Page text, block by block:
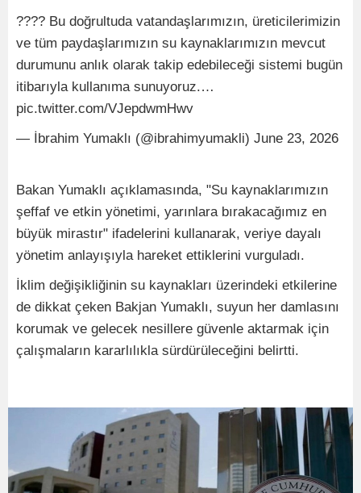
???? Bu doğrultuda vatandaşlarımızın, üreticilerimizin
ve tüm paydaşlarımızın su kaynaklarımızın mevcut
durumunu anlık olarak takip edebileceği sistemi bugün
itibarıyla kullanıma sunuyoruz.…
pic.twitter.com/VJepdwmHwv
— İbrahim Yumaklı (@ibrahimyumakli) June 23, 2026
Bakan Yumaklı açıklamasında, "Su kaynaklarımızın
şeffaf ve etkin yönetimi, yarınlara bırakacağımız en
büyük mirastır" ifadelerini kullanarak, veriye dayalı
yönetim anlayışıyla hareket ettiklerini vurguladı.
İklim değişikliğinin su kaynakları üzerindeki etkilerine
de dikkat çeken Bakjan Yumaklı, suyun her damlasını
korumak ve gelecek nesillere güvenle aktarmak için
çalışmaların kararlılıkla sürdürüleceğini belirtti.